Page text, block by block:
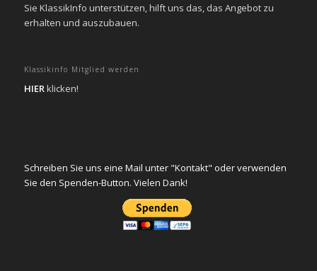
Sie KlassikInfo unterstützen, hilft uns das, das Angebot zu
erhalten und auszubauen.
Klassikinfo Mitglied werden
HIERklicken!
Schreiben Sie uns eine Mail unter "Kontakt" oder verwenden
Sie den Spenden-Button. Vielen Dank!